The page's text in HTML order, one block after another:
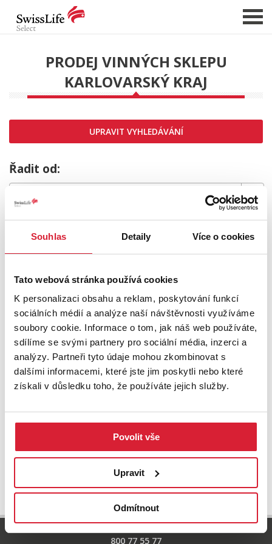
Souhlas Detaily Více o cookies
Tato webová stránka používá cookies
K personalizaci obsahu a reklam, poskytování funkcí
sociálních médií a analýze naší návštěvnosti využíváme
soubory cookie. Informace o tom, jak náš web používáte,
sdílíme se svými partnery pro sociální média, inzerci a
analýzy. Partneři tyto údaje mohou zkombinovat s
dalšími informacemi, které jste jim poskytli nebo které
získali v důsledku toho, že používáte jejich služby.
Povolit vše
Upravit
Odmítnout
NABÍDKA NEMOVITOSTÍ
CHCI PRODAT / PRONAJMOUT
HLÍDAT NOVÉ NABÍDKY
CHCI OCENIT NEMOVITOST
O NÁS
REFERENCE
PRODEJ VINNÝCH SKLEPU
KARLOVARSKÝ KRAJ
UPRAVIT VYHLEDÁVÁNÍ
Řadit od:
MRZÍ NÁS TO,
ale požadovaný typ nemovitosti nebyl nalezen.
Zkuste upravit filtr
nebo přejděte na základní
UPRAVIT VYHLEDÁVÁNÍ
800 77 55 77